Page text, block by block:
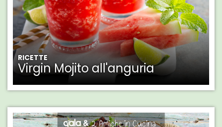
RICETTE
Virgin Mojito all'anguria